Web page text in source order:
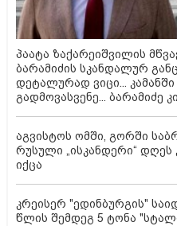
პაატა ზაქარეიშვილის
ბარამიძის სკანდალურ
დეტალურად ვიცი...
გადმოვასვენე... ბარამიძე
აგვისტოს ომში, გორში
რუსული „ისკანდერი“ დღეს
იქცა
კრეისერ "ედინბურგის"
წლის შემდეგ 5 ტონა